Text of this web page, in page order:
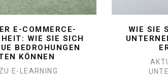
E-COMMERCE-
WIE SIE SICH
BEDROHUNGEN
KÖNNEN
E-LEARNING
WIE SIE